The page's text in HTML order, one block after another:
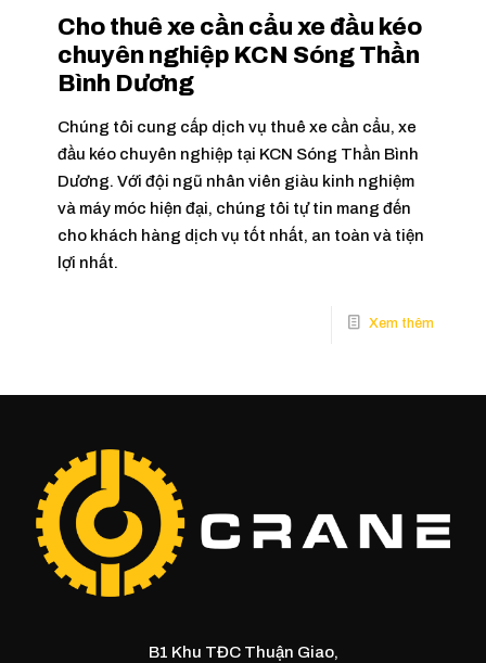
Cho thuê xe cần cẩu xe đầu kéo
chuyên nghiệp KCN Sóng Thần
Bình Dương
Chúng tôi cung cấp dịch vụ thuê xe cần cẩu, xe
đầu kéo chuyên nghiệp tại KCN Sóng Thần Bình
Dương. Với đội ngũ nhân viên giàu kinh nghiệm
và máy móc hiện đại, chúng tôi tự tin mang đến
cho khách hàng dịch vụ tốt nhất, an toàn và tiện
lợi nhất.
B1 Khu TĐC Thuận Giao,